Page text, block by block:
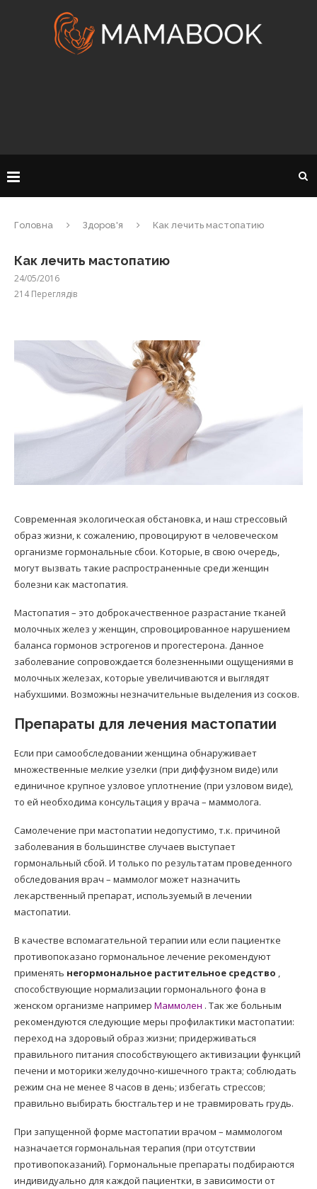
Головна Здоров'я Как лечить мастопатию
Как лечить мастопатию
24/05/2016
214Переглядів
Современная экологическая обстановка, и наш стрессовый
образ жизни, к сожалению, провоцируют в человеческом
организме гормональные сбои. Которые, в свою очередь,
могут вызвать такие распространенные среди женщин
болезни как мастопатия.
Мастопатия – это доброкачественное разрастание тканей
молочных желез у женщин, спровоцированное нарушением
баланса гормонов эстрогенов и прогестерона. Данное
заболевание сопровождается болезненными ощущениями в
молочных железах, которые увеличиваются и выглядят
набухшими. Возможны незначительные выделения из сосков.
Препараты для лечения мастопатии
Если при самообследовании женщина обнаруживает
множественные мелкие узелки (при диффузном виде) или
единичное крупное узловое уплотнение (при узловом виде),
то ей необходима консультация у врача – маммолога.
Самолечение при мастопатии недопустимо, т.к. причиной
заболевания в большинстве случаев выступает
гормональный сбой. И только по результатам проведенного
обследования врач – маммолог может назначить
лекарственный препарат, используемый в лечении
мастопатии.
В качестве вспомагательной терапии или если пациентке
противопоказано гормональное лечение рекомендуют
применять негормональное растительное средство ,
способствующие нормализации гормонального фона в
женском организме например Маммолен . Так же больным
рекомендуются следующие меры профилактики мастопатии:
переход на здоровый образ жизни; придерживаться
правильного питания способствующего активизации функций
печени и моторики желудочно-кишечного тракта; соблюдать
режим сна не менее 8 часов в день; избегать стрессов;
правильно выбирать бюстгальтер и не травмировать грудь.
При запущенной форме мастопатии врачом – маммологом
назначается гормональная терапия (при отсутствии
противопоказаний). Гормональные препараты подбираются
индивидуально для каждой пациентки, в зависимости от